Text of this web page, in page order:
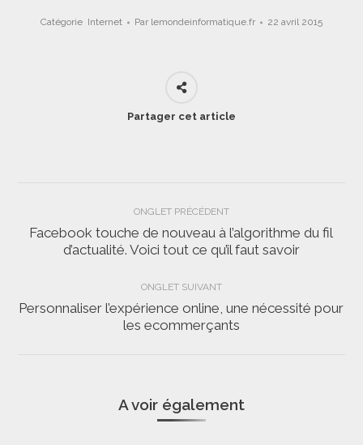
Catégorie Internet Par lemondeinformatique.fr 22 avril 2015
Partager cet article
Navigation
de
ONGLET PRÉCÉDENT
Onglet
précédent
Facebook touche de nouveau à l’algorithme du fil
d’actualité. Voici tout ce qu’il faut savoir
ONGLET SUIVANT
Onglet
suivant
Personnaliser l’expérience online, une nécessité pour
les ecommerçants
A voir également